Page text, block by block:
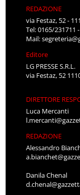
REDAZIONE
via Festaz, 52 -
Tel: 0165/231711
Mail:
Editore
LG PRESSE S.R.L.
via Festaz, 52
DIRETTORE
Luca Mercanti
REDAZIONE
Alessandro
Danila Chenal